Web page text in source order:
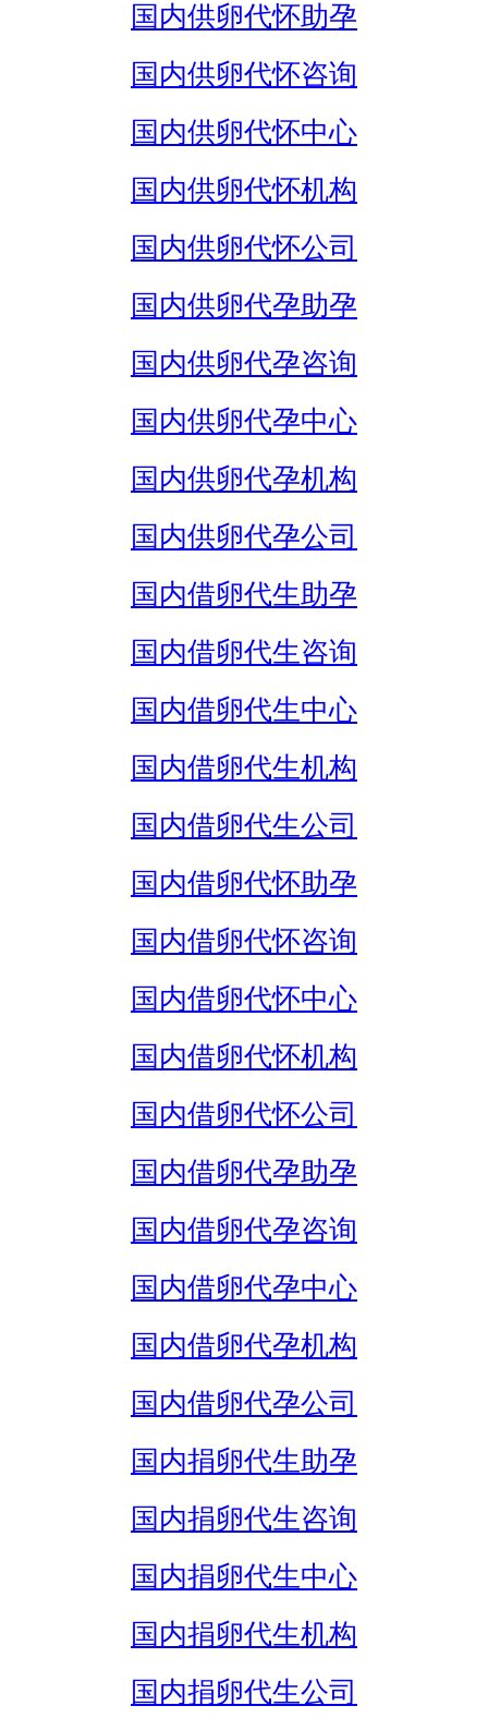
国内供卵代怀助孕
国内供卵代怀咨询
国内供卵代怀中心
国内供卵代怀机构
国内供卵代怀公司
国内供卵代孕助孕
国内供卵代孕咨询
国内供卵代孕中心
国内供卵代孕机构
国内供卵代孕公司
国内借卵代生助孕
国内借卵代生咨询
国内借卵代生中心
国内借卵代生机构
国内借卵代生公司
国内借卵代怀助孕
国内借卵代怀咨询
国内借卵代怀中心
国内借卵代怀机构
国内借卵代怀公司
国内借卵代孕助孕
国内借卵代孕咨询
国内借卵代孕中心
国内借卵代孕机构
国内借卵代孕公司
国内捐卵代生助孕
国内捐卵代生咨询
国内捐卵代生中心
国内捐卵代生机构
国内捐卵代生公司